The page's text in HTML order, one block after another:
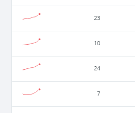
23
10
24
7